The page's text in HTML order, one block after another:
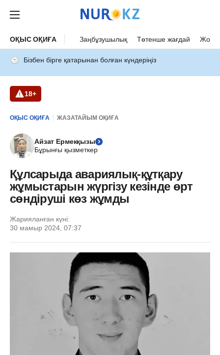
ОҚЫС ОҚИҒА Заңбұзушылық Төтенше жағдай Жол
Бізбен бірге қатарынан болған күндеріңіз
18+
ОҚЫС ОҚИҒА ЖАЗАТАЙЫМ ОҚИҒА
Айзат Ермекқызы
Бұрынғы қызметкер
Құлсарыда авариялық-құтқару
жұмыстарын жүргізу кезінде өрт
сөндіруші көз жұмды
Жарияланған күні:
30 мамыр 2024, 07:37